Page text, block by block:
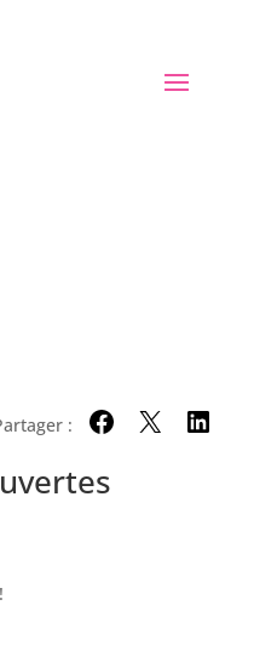
: Partager surPartager sur X